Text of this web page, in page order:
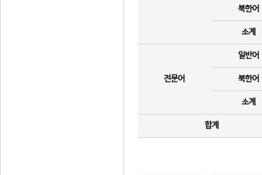
북한어
소계
전문어
일반어
북한어
소계
합계